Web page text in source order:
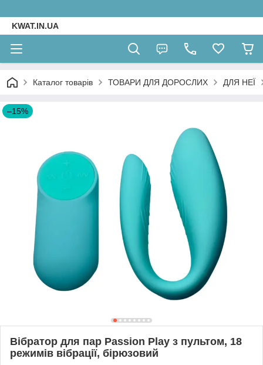
KWAT.IN.UA
Каталог товарів ТОВАРИ ДЛЯ ДОРОСЛИХ ДЛЯ НЕЇ
–15%
Вібратор для пар Passion Play з пультом, 18
режимів вібрації, бірюзовий